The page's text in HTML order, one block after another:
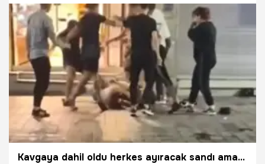
28.09.2023 Yaşam
Kavgaya dahil oldu herkes ayıracak sandı ama...